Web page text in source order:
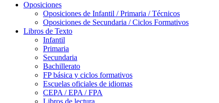
Oposiciones
Oposiciones de Infantil / Primaria / Técnicos
Oposiciones de Secundaria / Ciclos Formativos
Libros de Texto
Infantil
Primaria
Secundaria
Bachillerato
FP básica y ciclos formativos
Escuelas oficiales de idiomas
CEPA / EPA / FPA